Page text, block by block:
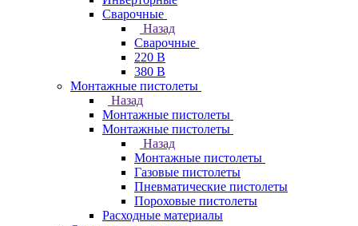
Сварочные
Назад
Сварочные
220 В
380 В
Монтажные пистолеты
Назад
Монтажные пистолеты
Монтажные пистолеты
Назад
Монтажные пистолеты
Газовые пистолеты
Пневматические пистолеты
Пороховые пистолеты
Расходные материалы